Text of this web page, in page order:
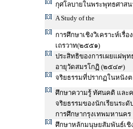
กุศโลบายในพระพุทธศา
A Study of the
การศึกษาเชิงวิเคราะห์เ
เถรวาท(๒๕๕๑)
ประสิทธิของการเผยแผ่พุ
อายุวัดสมรโกฏิ (๒๕๔๙)
จริยธรรมที่ปรากฏในหนัง
ศึกษาความรู้ ทัศนคติ และ
จริยธรรมของนักเรียนระ
การศึกษากรุงเทพมหานค
ศึกษาหลักมนุษยสัมพันธ์เชิ